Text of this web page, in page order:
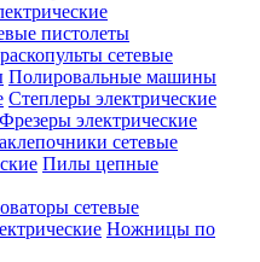
пистолеты
сетевые
Полировальные машины
Степлеры электрические
Фрезеры электрические
сетевые
Пилы цепные
сетевые
Ножницы по